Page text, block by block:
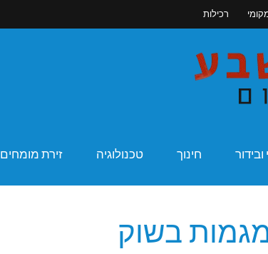
רכילות
חינוך טכנולוגיה זירת מומחים
בשוק